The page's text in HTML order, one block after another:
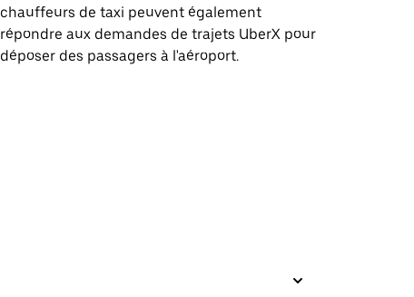
chauffeurs de taxi peuvent également
répondre aux demandes de trajets UberX pour
déposer des passagers à l'aéroport.